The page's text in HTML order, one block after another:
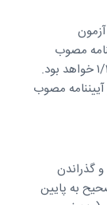
مصوب
وزارت علوم، تحقیقات و فناوری در تاریخ ۱/۱۰/۱۳۹۸ خواهد بود.
مصوب
و گذراندن
به پایین